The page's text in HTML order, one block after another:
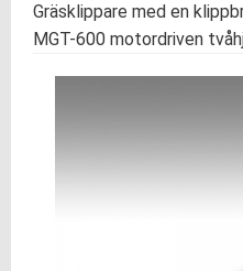
Gräsklippare med en
MGT-600 motordriven